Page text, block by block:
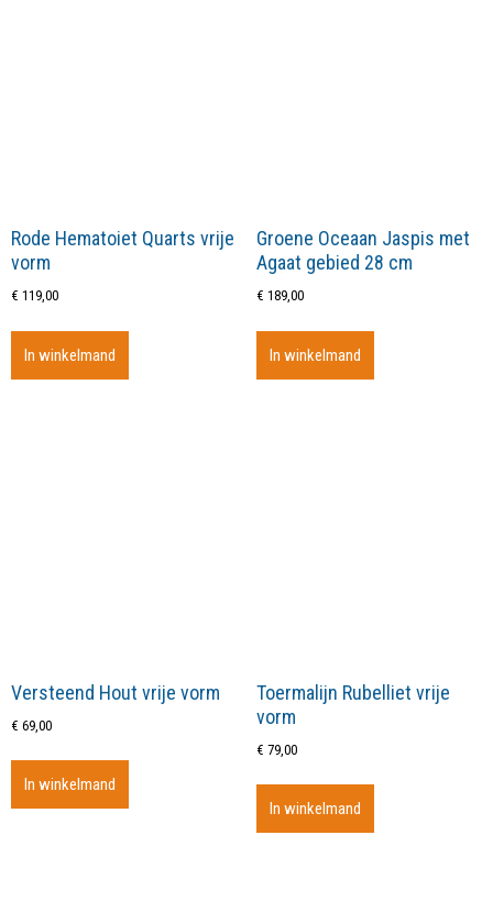
Rode Hematoiet Quarts vrije
vorm
€ 119,00
In winkelmand
Groene Oceaan Jaspis met
Agaat gebied 28 cm
€ 189,00
In winkelmand
Versteend Hout vrije vorm
€ 69,00
In winkelmand
Toermalijn Rubelliet vrije
vorm
€ 79,00
In winkelmand